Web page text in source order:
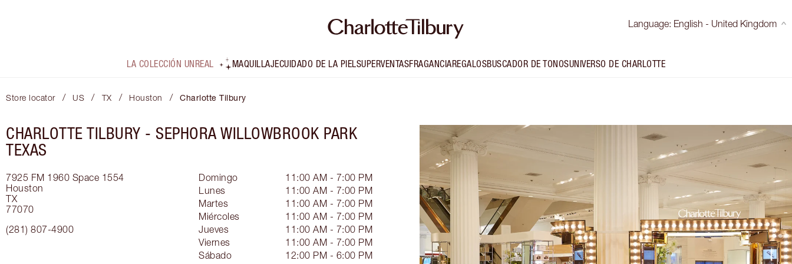
Language: English - United Kingdom
LA COLECCIÓN UNREAL MAQUILLAJECUIDADO DE LA PIELSUPERVENTASFRAGANCIAREGALOSBUSCADOR DE TONOSUNIVERSO DE CHARLOTTE
Store locator / US / TX / Houston / Charlotte Tilbury
CHARLOTTE TILBURY - SEPHORA WILLOWBROOK PARK
TEXAS
7925 FM 1960 Space 1554
Houston
TX
77070
(281) 807-4900
Domingo
11:00 AM - 7:00 PM
Lunes
11:00 AM - 7:00 PM
Martes
11:00 AM - 7:00 PM
Miércoles
11:00 AM - 7:00 PM
Jueves
11:00 AM - 7:00 PM
Viernes
11:00 AM - 7:00 PM
Sábado
12:00 PM - 6:00 PM